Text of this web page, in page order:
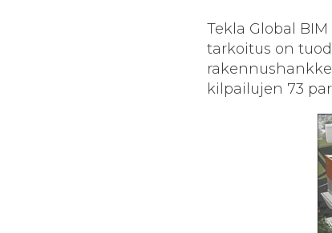
Tekla Global
tarkoitus on
kilpailujen 73